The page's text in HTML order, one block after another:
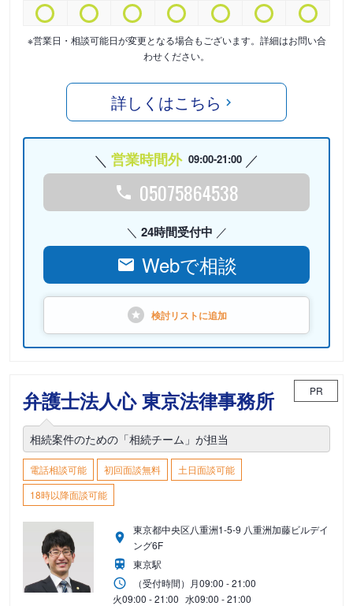
※営業日・相談可能日が変更となる場合もございます。詳細はお問い合
わせください。
詳しくはこちら
営業時間外 09:00-21:00
05075864538
24時間受付中
Webで相談
検討リストに追加
弁護士法人心 東京法律事務所 PR
相続案件のための「相続チーム」が担当
電話相談可能 初回面談無料
土日面談可能
18時以降面談可能
東京都中央区八重洲1-5-9 八重洲加藤ビルデイ
ング6F
東京駅
（受付時間） 月09:00 - 21:00
火09:00 - 21:00 水09:00 - 21:00